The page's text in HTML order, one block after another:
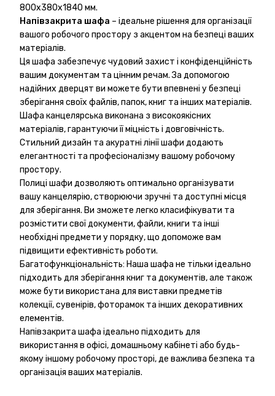
800х380х1840 мм.
Напівзакрита шафа – ідеальне рішення для організації
вашого робочого простору з акцентом на безпеці ваших
матеріалів.
Ця шафа забезпечує чудовий захист і конфіденційність
вашим документам та цінним речам. За допомогою
надійних дверцят ви можете бути впевнені у безпеці
зберігання своїх файлів, папок, книг та інших матеріалів.
Шафа канцелярська виконана з високоякісних
матеріалів, гарантуючи її міцність і довговічність.
Стильний дизайн та акуратні лінії шафи додають
елегантності та професіоналізму вашому робочому
простору.
Полиці шафи дозволяють оптимально організувати
вашу канцелярію, створюючи зручні та доступні місця
для зберігання. Ви зможете легко класифікувати та
розмістити свої документи, файли, книги та інші
необхідні предмети у порядку, що допоможе вам
підвищити ефективність роботи.
Багатофункціональність: Наша шафа не тільки ідеально
підходить для зберігання книг та документів, але також
може бути використана для виставки предметів
колекції, сувенірів, фоторамок та інших декоративних
елементів.
Напівзакрита шафа ідеально підходить для
використання в офісі, домашньому кабінеті або будь-
якому іншому робочому просторі, де важлива безпека та
організація ваших матеріалів.